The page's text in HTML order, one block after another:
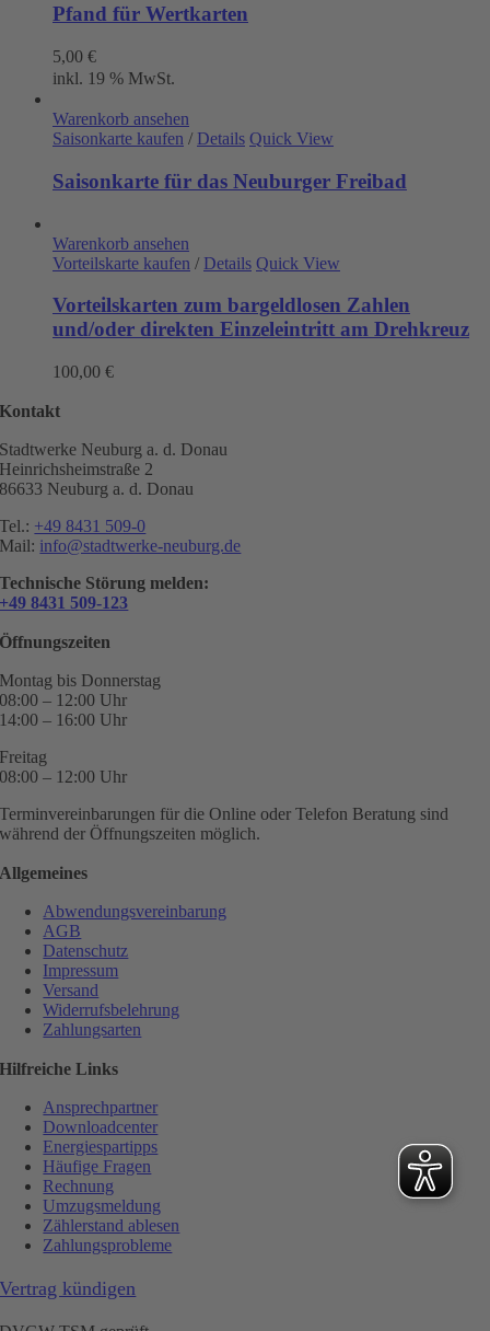
Pfand für Wertkarten
5,00 €
inkl. 19 % MwSt.
Warenkorb ansehen
Saisonkarte kaufen / Details Quick View
Saisonkarte für das Neuburger Freibad
Warenkorb ansehen
Vorteilskarte kaufen / Details Quick View
Vorteilskarten zum bargeldlosen Zahlen
und/oder direkten Einzeleintritt am Drehkreuz
100,00 €
Kontakt
Stadtwerke Neuburg a. d. Donau
Heinrichsheimstraße 2
86633 Neuburg a. d. Donau
Tel.: +49 8431 509-0
Mail: info@stadtwerke-neuburg.de
Technische Störung melden:
+49 8431 509-123
Öffnungszeiten
Montag bis Donnerstag
08:00 – 12:00 Uhr
14:00 – 16:00 Uhr
Freitag
08:00 – 12:00 Uhr
Terminvereinbarungen für die Online oder Telefon Beratung sind
während der Öffnungszeiten möglich.
Allgemeines
Abwendungsvereinbarung
AGB
Datenschutz
Impressum
Versand
Widerrufsbelehrung
Zahlungsarten
Hilfreiche Links
Ansprechpartner
Downloadcenter
Energiespartipps
Häufige Fragen
Rechnung
Umzugsmeldung
Zählerstand ablesen
Zahlungsprobleme
Vertrag kündigen